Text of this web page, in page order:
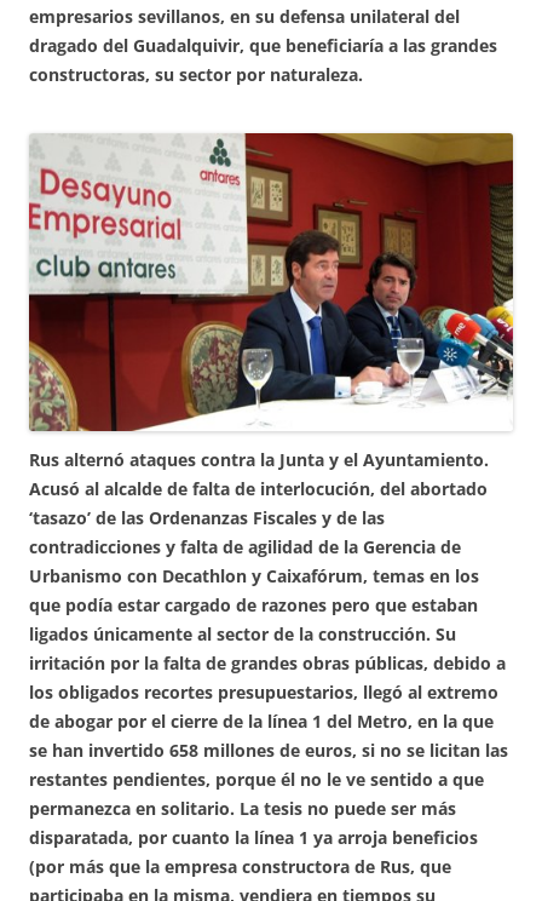
empresarios sevillanos, en su defensa unilateral del
dragado del Guadalquivir, que beneficiaría a las grandes
constructoras, su sector por naturaleza.
Rus alternó ataques contra la Junta y el Ayuntamiento.
Acusó al alcalde de falta de interlocución, del abortado
‘tasazo’ de las Ordenanzas Fiscales y de las
contradicciones y falta de agilidad de la Gerencia de
Urbanismo con Decathlon y Caixafórum, temas en los
que podía estar cargado de razones pero que estaban
ligados únicamente al sector de la construcción. Su
irritación por la falta de grandes obras públicas, debido a
los obligados recortes presupuestarios, llegó al extremo
de abogar por el cierre de la línea 1 del Metro, en la que
se han invertido 658 millones de euros, si no se licitan las
restantes pendientes, porque él no le ve sentido a que
permanezca en solitario. La tesis no puede ser más
disparatada, por cuanto la línea 1 ya arroja beneficios
(por más que la empresa constructora de Rus, que
participaba en la misma, vendiera en tiempos su